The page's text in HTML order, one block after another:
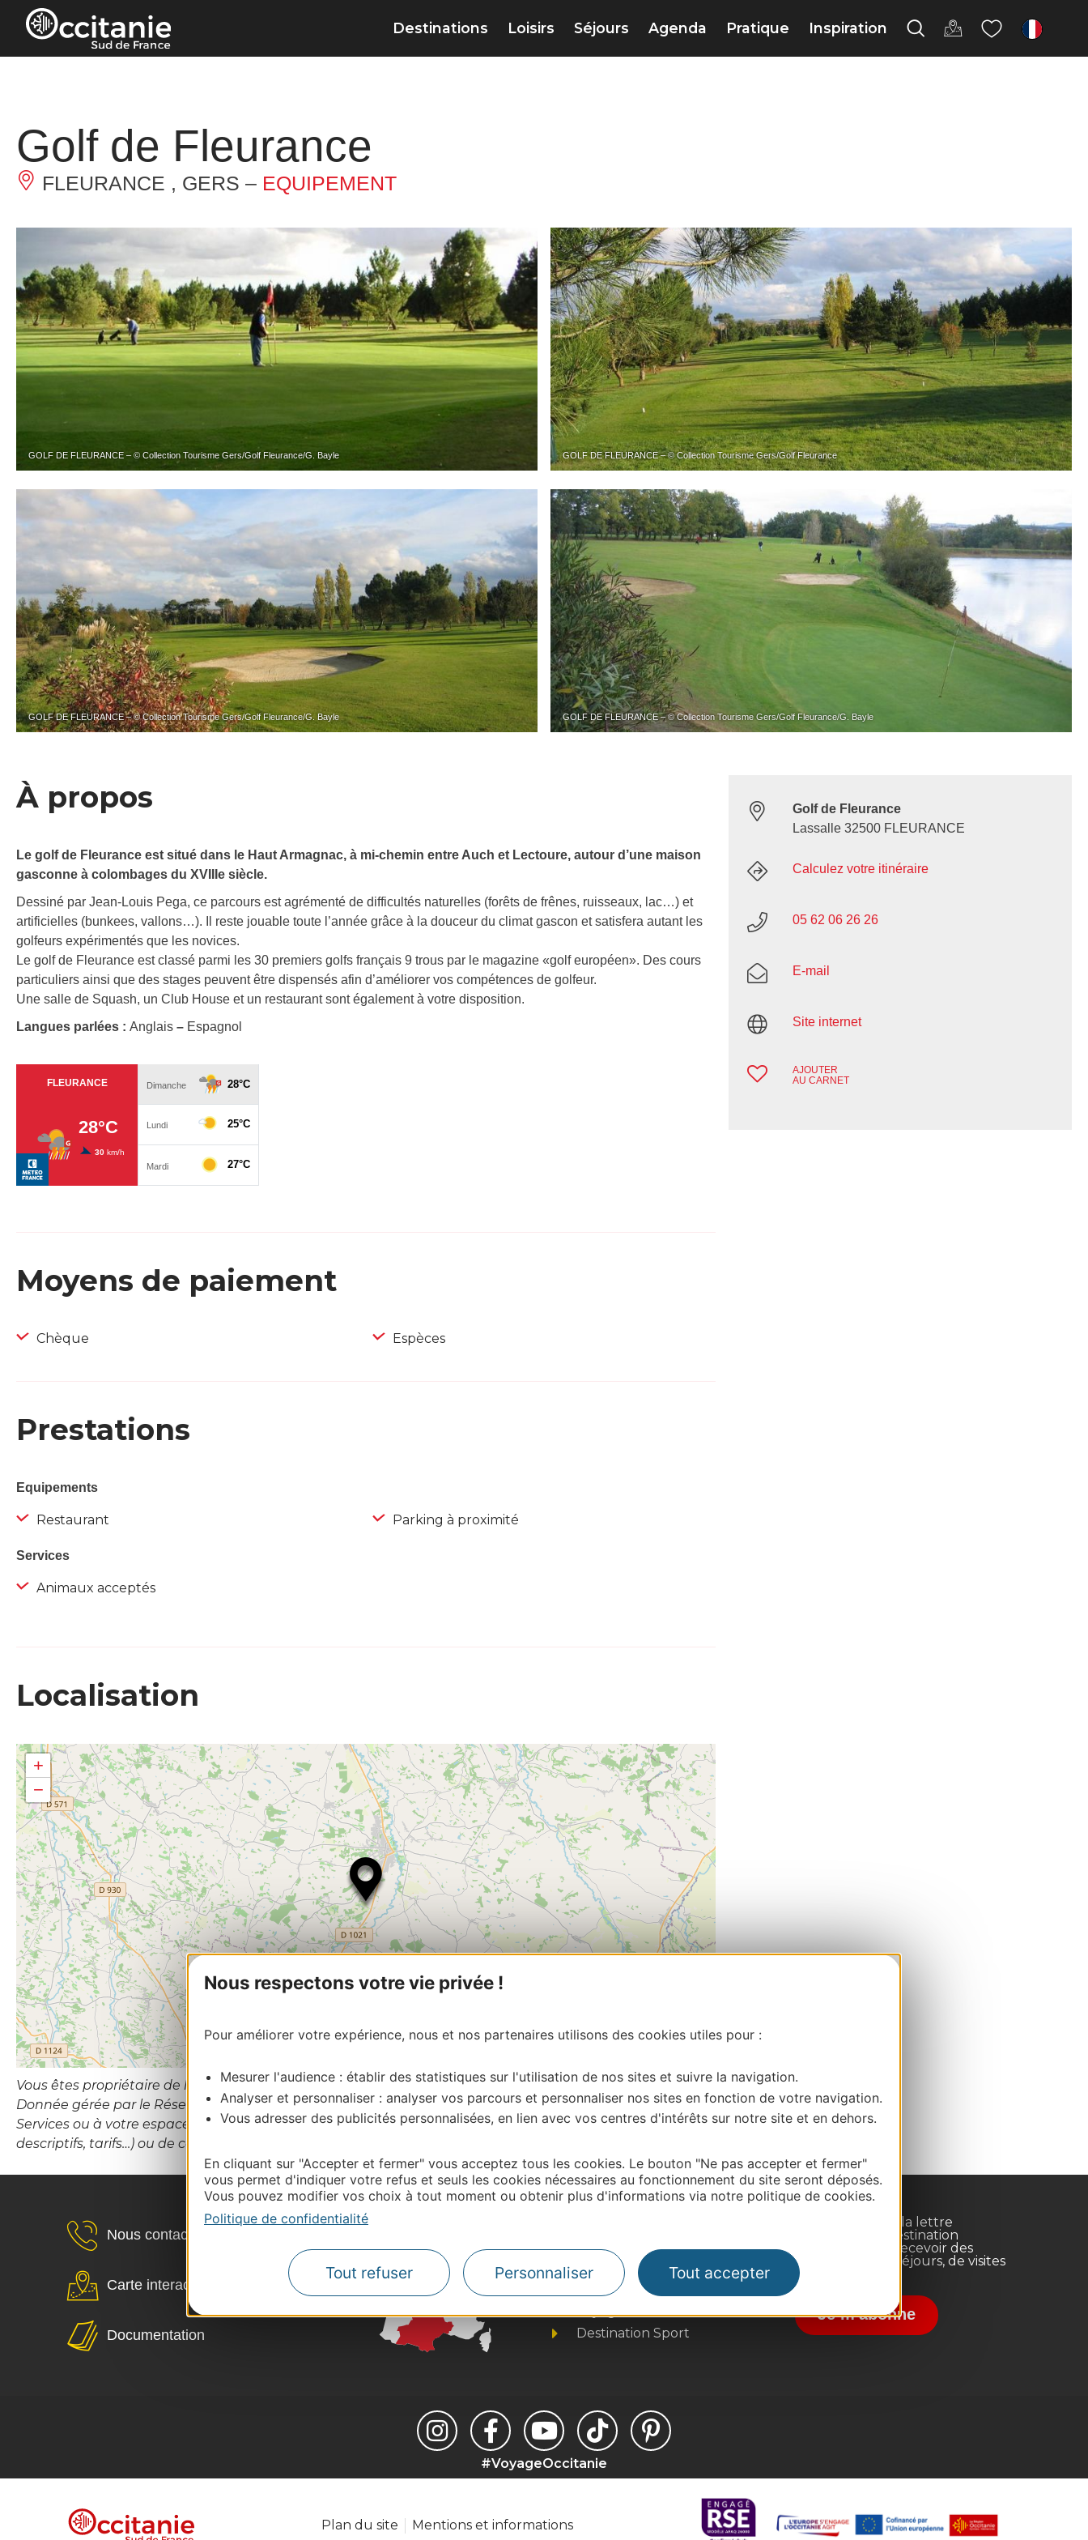
Panneau de gestion des cookies
Nous respectons votre vie privée !
Pour améliorer votre expérience, nous et nos partenaires utilisons des cookies utiles pour :
Mesurer l'audience : établir des statistiques sur l'utilisation de nos sites et suivre la navigation.
Analyser et personnaliser : analyser vos parcours et personnaliser nos sites en fonction de votre navigation.
Vous adresser des publicités personnalisées, en lien avec vos centres d'intérêts sur notre site et en dehors.
En cliquant sur "Accepter et fermer" vous acceptez tous les cookies. Le bouton "Ne pas accepter et fermer"
vous permet d'indiquer votre refus et seuls les cookies nécessaires au fonctionnement du site seront déposés.
Vous pouvez modifier vos choix à tout moment ou obtenir plus d'informations via notre politique de cookies.
Politique de confidentialité
Tout refuser Personnaliser Tout accepter
Destinations Loisirs Séjours Agenda Pratique Inspiration fr
Golf de Fleurance
FLEURANCE , GERS – EQUIPEMENT
GOLF DE FLEURANCE – © Collection Tourisme Gers/Golf Fleurance/G. Bayle GOLF DE FLEURANCE – © Collection Tourisme Gers/Golf Fleurance
GOLF DE FLEURANCE – © Collection Tourisme Gers/Golf Fleurance/G. Bayle GOLF DE FLEURANCE – © Collection Tourisme Gers/Golf Fleurance/G. Bayle
À propos
Le golf de Fleurance est situé dans le Haut Armagnac, à mi-chemin entre Auch et Lectoure, autour d’une maison
gasconne à colombages du XVIIIe siècle.
Dessiné par Jean-Louis Pega, ce parcours est agrémenté de difficultés naturelles (forêts de frênes, ruisseaux, lac…) et
artificielles (bunkees, vallons…). Il reste jouable toute l’année grâce à la douceur du climat gascon et satisfera autant les
golfeurs expérimentés que les novices.
Le golf de Fleurance est classé parmi les 30 premiers golfs français 9 trous par le magazine «golf européen». Des cours
particuliers ainsi que des stages peuvent être dispensés afin d’améliorer vos compétences de golfeur.
Une salle de Squash, un Club House et un restaurant sont également à votre disposition.
Langues parlées : Anglais – Espagnol
Moyens de paiement
Chèque Espèces
Prestations
Equipements
Restaurant Parking à proximité
Services
Animaux acceptés
Localisation
+
−
Vous êtes propriétaire de l’établissement ou le gestionnaire de cette activité?
Donnée gérée par le Réseau d’Information Touristique du Gers, merci de vous connecter à votre espace
Services ou à votre espace Propriétaires (hébergement labellisé) pour toute mise à jour en ligne (photos,
descriptifs, tarifs…) ou de contacter le CDT Destination Gers – centredoc@tourisme-gers.com
Golf de Fleurance
Lassalle 32500 FLEURANCE
Calculez votre itinéraire
05 62 06 26 26
E-mail
Site internet
AJOUTER
AU CARNET
Nous contacter
Carte interactive
Documentation
Business/Mice
Pros d'Occitanie
Site presse et d'influence
Voyagistes
Destination Sport
Inscrivez-vous à la lettre
d'information Destination
Occitanie pour recevoir des
suggestions de séjours, de visites
et de sorties.
Je m'abonne
#VoyageOccitanie
Plan du site Mentions et informations